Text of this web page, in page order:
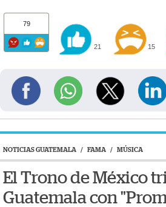
79
21 15
NOTICIAS GUATEMALA / FAMA / MÚSICA
El Trono de México
Guatemala con